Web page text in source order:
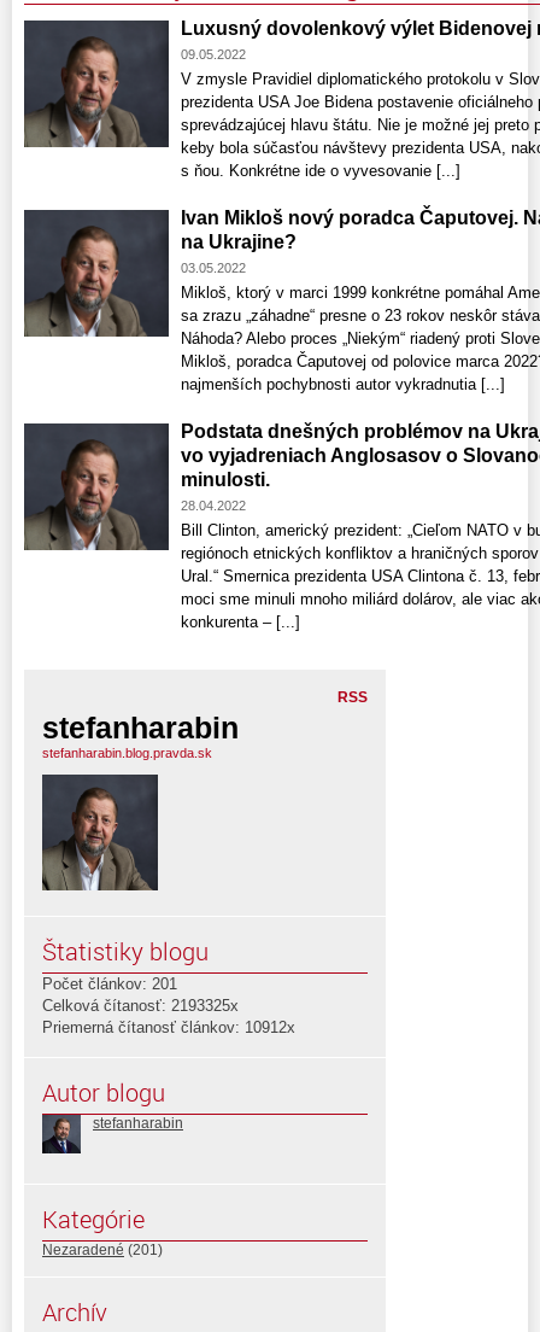
Luxusný dovolenkový výlet Bidenovej
09.05.2022
V zmysle Pravidiel diplomatického protokolu v
prezidenta USA Joe Bidena postavenie
sprevádzajúcej hlavu štátu. Nie je možné jej preto
keby bola súčasťou návštevy prezidenta USA,
s ňou. Konkrétne ide o vyvesovanie [...]
Ivan Mikloš nový poradca Čaputovej.
na Ukrajine?
03.05.2022
Mikloš, ktorý v marci 1999 konkrétne pomáhal
sa zrazu „záhadne“ presne o 23 rokov neskôr
Náhoda? Alebo proces „Niekým“ riadený proti
Mikloš, poradca Čaputovej od polovice marca
najmenších pochybnosti autor vykradnutia [...]
Podstata dnešných problémov na
vo vyjadreniach Anglosasov o
minulosti.
28.04.2022
Bill Clinton, americký prezident: „Cieľom NATO v
regiónoch etnických konfliktov a hraničných
Ural.“ Smernica prezidenta USA Clintona č. 13,
moci sme minuli mnoho miliárd dolárov, ale viac
konkurenta – [...]
RSS
stefanharabin
stefanharabin.blog.pravda.sk
Štatistiky blogu
Počet článkov: 201
Celková čítanosť: 2193325x
Priemerná čítanosť článkov: 10912x
Autor blogu
stefanharabin
Kategórie
Nezaradené (201)
Archív